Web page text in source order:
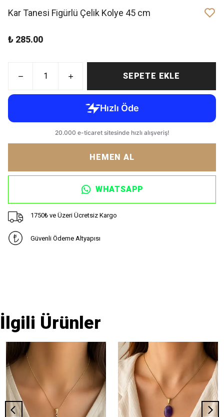
Kar Tanesi Figürlü Çelik Kolye 45 cm
₺ 285.00
SEPETE EKLE
HEMEN AL
WHATSAPP
1750₺ ve Üzeri Ücretsiz Kargo
Güvenli Ödeme Altyapısı
İlgili Ürünler